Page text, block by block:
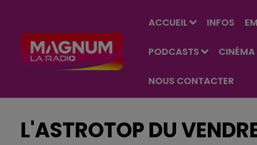
ACCUEIL INFOS
PODCASTS CINÉMA
NOUS CONTACTER
L'ASTROTOP DU